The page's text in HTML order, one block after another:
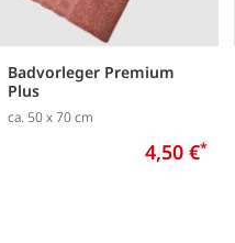
Badvorleger Premium
Plus
ca. 50 x 70 cm
4,50 €*